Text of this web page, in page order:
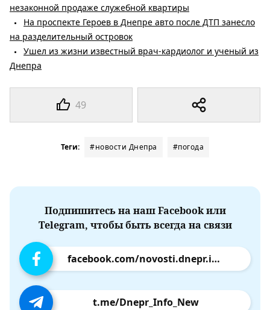
49
незаконной продаже служебной квартиры
На проспекте Героев в Днепре авто после ДТП занесло
на разделительный островок
Ушел из жизни известный врач-кардиолог и ученый из
Днепра
Теги: #новости Днепра #погода
Подпишитесь на наш Facebook или
Telegram, чтобы быть всегда на связи
facebook.com/novosti.dnepr.info
t.me/Dnepr_Info_New